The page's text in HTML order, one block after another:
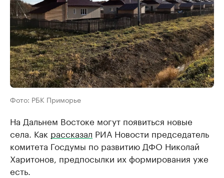
Фото: РБК Приморье
На Дальнем Востоке могут появиться новые
села. Как рассказал РИА Новости председатель
комитета Госдумы по развитию ДФО Николай
Харитонов, предпосылки их формирования уже
есть.